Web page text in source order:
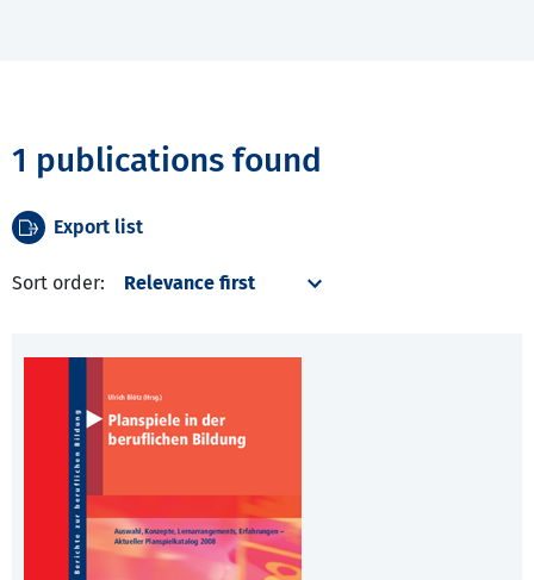
1 publications found
Export list
Sort order: